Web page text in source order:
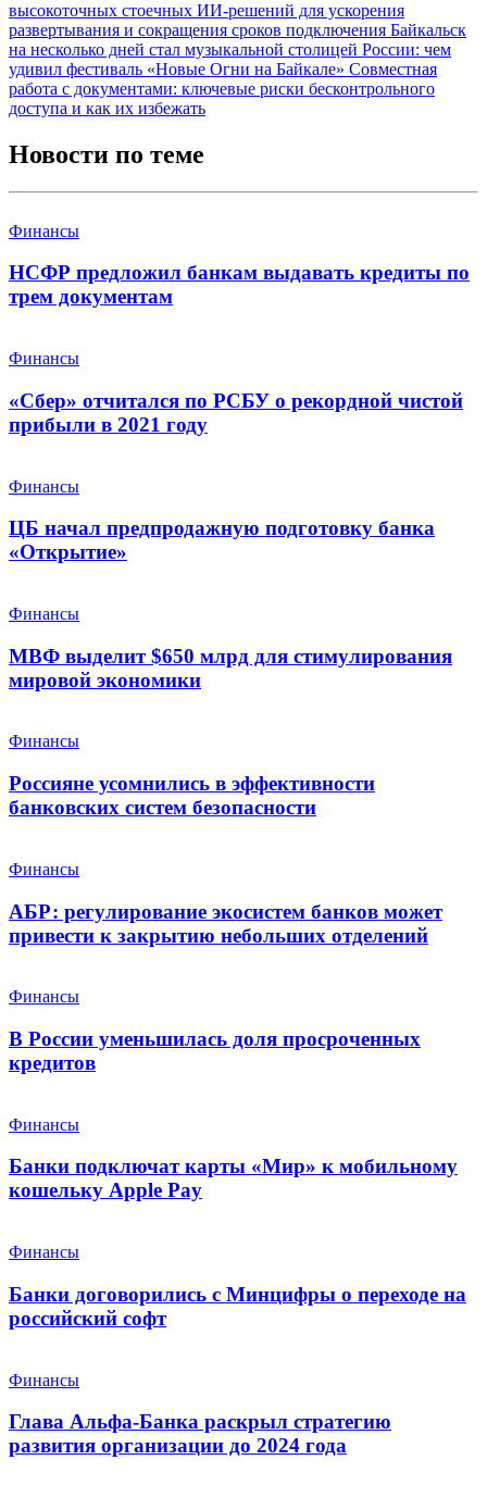
высокоточных стоечных ИИ-решений для ускорения
развертывания и сокращения сроков подключения Байкальск
на несколько дней стал музыкальной столицей России: чем
удивил фестиваль «Новые Огни на Байкале» Совместная
работа с документами: ключевые риски бесконтрольного
доступа и как их избежать
Новости по теме
Финансы
НСФР предложил банкам выдавать кредиты по
трем документам
Финансы
«Сбер» отчитался по РСБУ о рекордной чистой
прибыли в 2021 году
Финансы
ЦБ начал предпродажную подготовку банка
«Открытие»
Финансы
МВФ выделит $650 млрд для стимулирования
мировой экономики
Финансы
Россияне усомнились в эффективности
банковских систем безопасности
Финансы
АБР: регулирование экосистем банков может
привести к закрытию небольших отделений
Финансы
В России уменьшилась доля просроченных
кредитов
Финансы
Банки подключат карты «Мир» к мобильному
кошельку Apple Pay
Финансы
Банки договорились с Минцифры о переходе на
российский софт
Финансы
Глава Альфа-Банка раскрыл стратегию
развития организации до 2024 года